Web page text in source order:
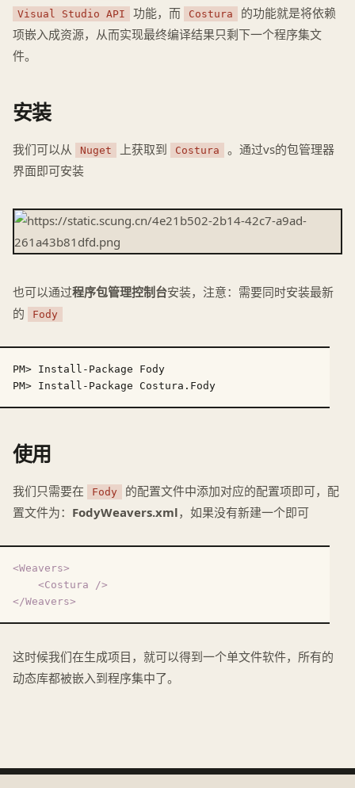
Visual Studio API 功能，而 Costura
的功能就是将依赖
项嵌入成资源，从而实现最终编译结果只剩下一个程序集文
件。
安装
我们可以从 Nuget 上获取到 Costura
。通过vs的包管理器
界面即可安装
也可以通过程序包管理控制台安装，注意：需要同时安装最新
的
Fody
PM> Install-Package Fody
使用
我们只需要在 Fody
的配置文件中添加对应的配置项即可，配
置文件为： FodyWeavers.xml，如果没有新建一个即可
<Weavers>
<Costura />
</Weavers>
这时候我们在生成项目，就可以得到一个单文件软件，所有的
动态库都被嵌入到程序集中了。